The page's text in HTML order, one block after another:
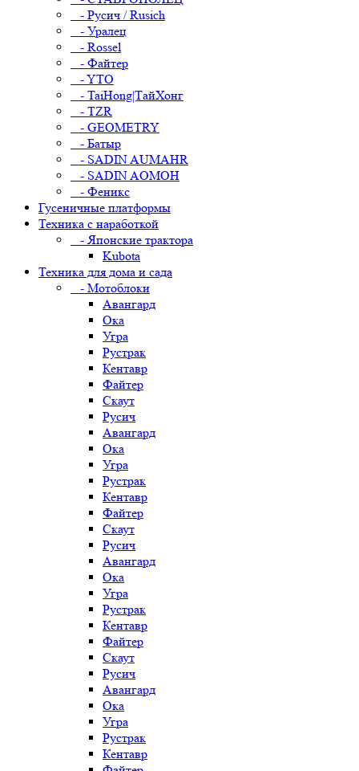
- Русич / Rusich
- Уралец
- Rossel
- Файтер
- YTO
- TaiHong|ТайХонг
- TZR
- GEOMETRY
- Батыр
- SADIN AUMAHR
- SADIN AOMOH
- Феникс
Гусеничные платформы
Техника с наработкой
- Японские трактора
Kubota
Техника для дома и сада
- Мотоблоки
Авангард
Ока
Угра
Рустрак
Кентавр
Файтер
Скаут
Русич
Авангард
Ока
Угра
Рустрак
Кентавр
Файтер
Скаут
Русич
Авангард
Ока
Угра
Рустрак
Кентавр
Файтер
Скаут
Русич
Авангард
Ока
Угра
Рустрак
Кентавр